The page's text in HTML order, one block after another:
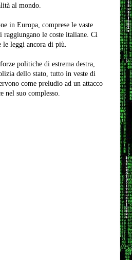
al mondo.
in Europa, comprese le vaste
le coste italiane. Ci
leggi ancora di più.
politiche di estrema destra,
dello stato, tutto in veste di
come preludio ad un attacco
suo complesso.